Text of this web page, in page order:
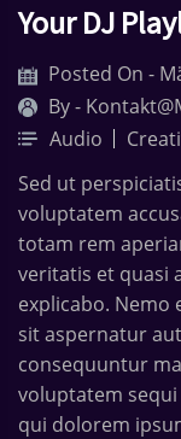
Your DJ
Posted On -
By -
Audio
Sed ut
voluptatem
totam rem
veritatis et quasi
explicabo. Nemo
sit aspernatur
consequuntur
voluptatem
qui dolorem